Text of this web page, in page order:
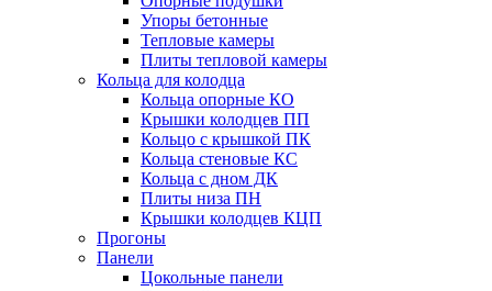
Упоры бетонные
Тепловые камеры
Плиты тепловой камеры
Кольца для колодца
Кольца опорные КО
Крышки колодцев ПП
Кольцо с крышкой ПК
Кольца стеновые КС
Кольца с дном ДК
Плиты низа ПН
Крышки колодцев КЦП
Прогоны
Панели
Цокольные панели